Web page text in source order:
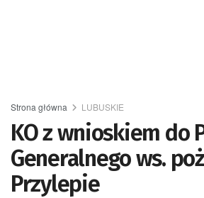
Strona główna LUBUSKIE
KO z wnioskiem do
Generalnego ws.
Przylepie